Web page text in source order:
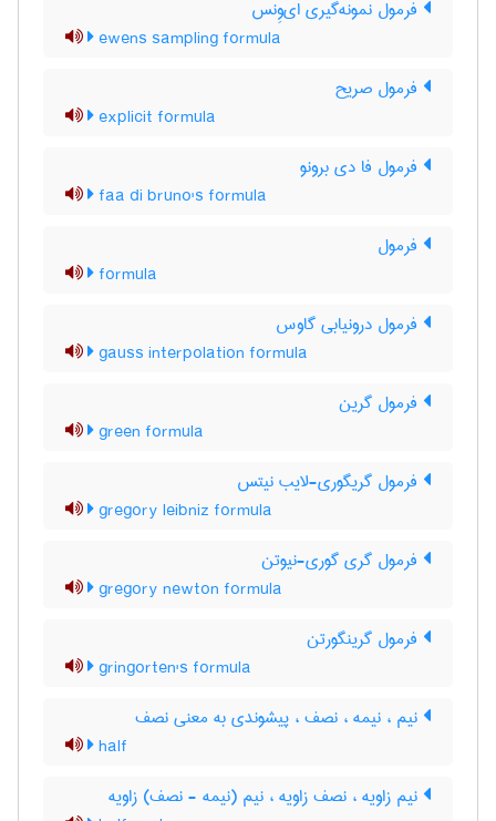
فرمول نمونه‌گیری ای‌وِنس
ewens sampling formula
فرمول صریح
explicit formula
فرمول فا دی برونو
faa di bruno's formula
فرمول
formula
فرمول درونیابی گاوس
gauss interpolation formula
فرمول گرین
green formula
فرمول گریگوری-لایب نیتس
gregory leibniz formula
فرمول گری گوری-نیوتن
gregory newton formula
فرمول گرینگورتن
gringorten's formula
نیم ، نیمه ، نصف ، پیشوندی به معنی نصف
half
نیم زاویه ، نصف زاویه ، نیم (نیمه - نصف) زاویه